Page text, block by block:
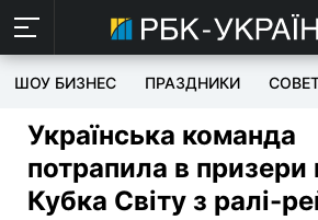
ШОУ БИЗНЕС ПРАЗДНИКИ
Українська команда
потрапила в призери
Кубка Світу з ралі-